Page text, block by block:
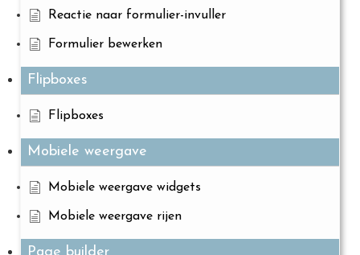
Reactie naar formulier-invuller
Formulier bewerken
Flipboxes
Flipboxes
Mobiele weergave
Mobiele weergave widgets
Mobiele weergave rijen